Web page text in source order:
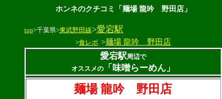
ホンネのクチコミ「麺場 龍吟 野田店」
top>千葉県>東武野田線>愛宕駅
>食レポ >麺場 龍吟 野田店
愛宕駅周辺で
オススメの
「味噌らーめん」
麺場 龍吟 野田店